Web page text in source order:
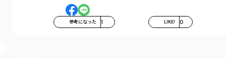
参考になった 1 LIKE! 0